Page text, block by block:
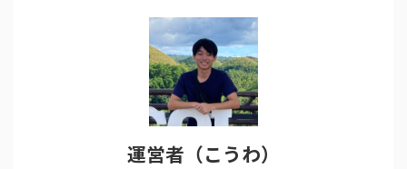
運営者（こうわ）